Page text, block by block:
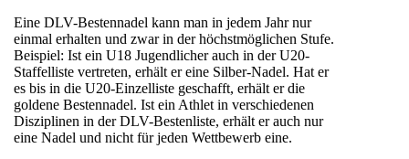
Eine DLV-Bestennadel kann man in jedem Jahr nur
einmal erhalten und zwar in der höchstmöglichen Stufe.
Beispiel: Ist ein U18 Jugendlicher auch in der U20-
Staffelliste vertreten, erhält er eine Silber-Nadel. Hat er
es bis in die U20-Einzelliste geschafft, erhält er die
goldene Bestennadel. Ist ein Athlet in verschiedenen
Disziplinen in der DLV-Bestenliste, erhält er auch nur
eine Nadel und nicht für jeden Wettbewerb eine.